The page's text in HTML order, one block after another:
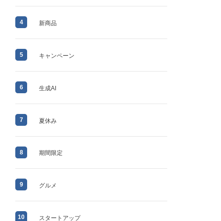
4 新商品
5 キャンペーン
6 生成AI
7 夏休み
8 期間限定
9 グルメ
10 スタートアップ